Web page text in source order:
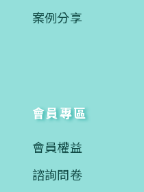
案例分享
會員專區
會員權益
諮詢問卷